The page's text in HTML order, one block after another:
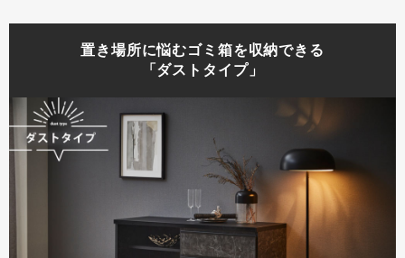
置き場所に悩むゴミ箱を収納できる
「ダストタイプ」